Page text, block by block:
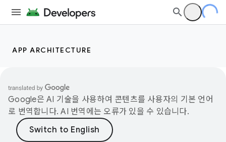
APP ARCHITECTURE
Google은 AI 기술을 사용하여 콘텐츠를 사용자의 기본 언어
로 번역합니다. AI 번역에는 오류가 있을 수 있습니다.